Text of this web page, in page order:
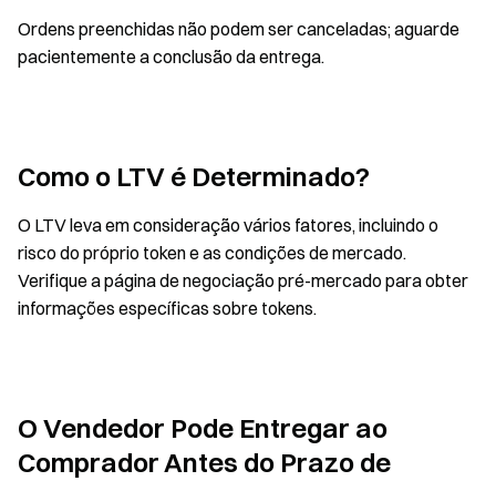
Ordens preenchidas não podem ser canceladas; aguarde
pacientemente a conclusão da entrega.
Como o LTV é Determinado?
O LTV leva em consideração vários fatores, incluindo o
risco do próprio token e as condições de mercado.
Verifique a página de negociação pré-mercado para obter
informações específicas sobre tokens.
O Vendedor Pode Entregar ao
Comprador Antes do Prazo de